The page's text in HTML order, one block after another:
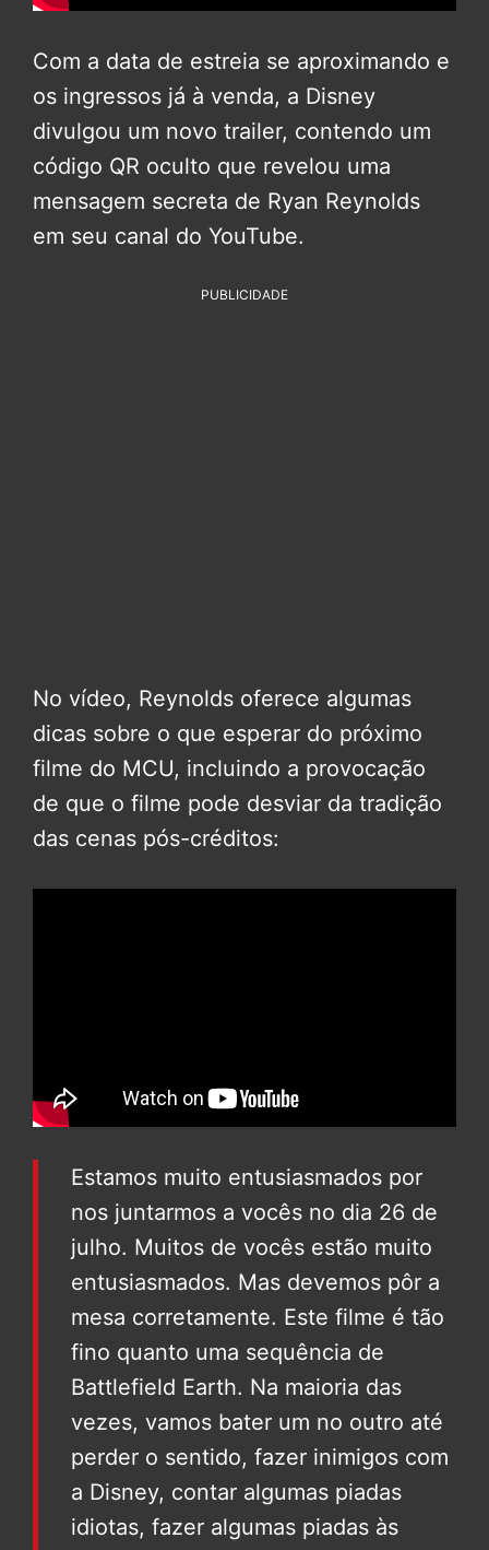
Com a data de estreia se aproximando e
os ingressos já à venda, a Disney
divulgou um novo trailer, contendo um
código QR oculto que revelou uma
mensagem secreta de Ryan Reynolds
em seu canal do YouTube.
PUBLICIDADE
No vídeo, Reynolds oferece algumas
dicas sobre o que esperar do próximo
filme do MCU, incluindo a provocação
de que o filme pode desviar da tradição
das cenas pós-créditos:
Estamos muito entusiasmados por
nos juntarmos a vocês no dia 26 de
julho. Muitos de vocês estão muito
entusiasmados. Mas devemos pôr a
mesa corretamente. Este filme é tão
fino quanto uma sequência de
Battlefield Earth. Na maioria das
vezes, vamos bater um no outro até
perder o sentido, fazer inimigos com
a Disney, contar algumas piadas
idiotas, fazer algumas piadas às